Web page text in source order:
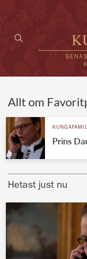
Allt om
Prins
Hetast just nu